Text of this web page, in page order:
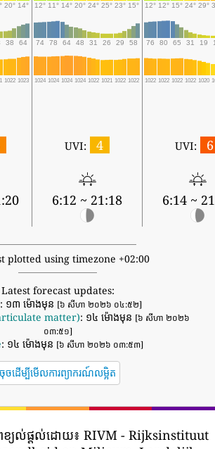
20° 14° 12° 11° 14° 20° 24° 25° 23° 15° 12° 12° 15° 24° 29°
38 64 74 78 64 48 31 26 29 58 76 80 65 31 19
1022 1023 1024 1024 1024 1024 1022 1021 1022 1022 1022 1022 1022 1022 1020
UVI: 4
6:12 ~ 21:18
UVI: 6
6:14 ~
plotted using timezone +02:00
Latest forecast updates:
: ១៣ ម៉ោងមុន [៦ សីហា ២០២៦ ០៤:៥២]
matter): ១៤ ម៉ោងមុន [៦ សីហា ២០២៦
០៣:៥១]
: ១៤ ម៉ោងមុន [៦ សីហា ២០២៦ ០៣:៥៣]
ចុចដើម្បីមើលការព្យាករណ៍លម្អិត
យល់ផ្តល់ដោយ៖ RIVM - Rijksinstituut